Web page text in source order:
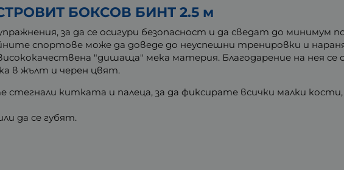
БОКСОВ БИНТ 2.5 м
за да се осигури безопасност и да сведат до минимум
спортове може да доведе до неуспешни тренировки и
"дишаща" мека материя. Благодарение на нея се
в жълт и черен цвят.
стегнали китката и палеца, за да фиксирате всички малки
да се губят.